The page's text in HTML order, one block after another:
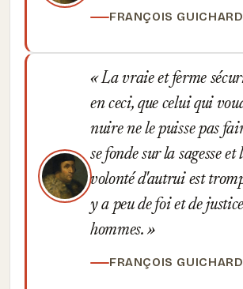
FRANÇOIS
La vraie et ferme
en ceci, que celui qui
nuire ne le puisse pas
se fonde sur la sagesse
volonté d'autrui est
y a peu de foi et de
hommes.
FRANÇOIS